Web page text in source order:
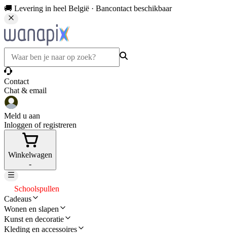
🚚 Levering in heel België · Bancontact beschikbaar
Contact
Chat & email
Meld u aan
Inloggen of registreren
Winkelwagen
-
Schoolspullen
Cadeaus
Wonen en slapen
Kunst en decoratie
Kleding en accessoires